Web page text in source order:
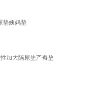
垫姨妈垫
加大隔尿垫产褥垫